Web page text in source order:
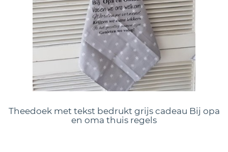
Theedoek met tekst bedrukt grijs cadeau Bij opa
en oma thuis regels